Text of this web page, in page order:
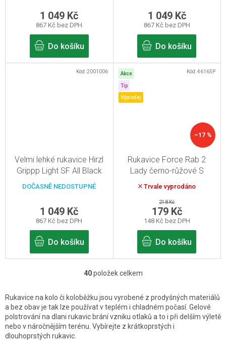
867 Kč bez DPH
1 049 Kč
Do košíku
867 Kč bez DPH
1 049 Kč
Do košíku
Velmi lehké rukavice Hirzl
Grippp Light SF All Black
12/XXXL
DOČASNĚ NEDOSTUPNÉ
867 Kč bez DPH
1 049 Kč
Do košíku
Kód:2001006 Akce
Tip
Výprodej
–17 %
Rukavice Force Rab 2
Lady černo-růžové S
Trvale vyprodáno
218 Kč
148 Kč bez DPH
179 Kč
Do košíku
Kód:46165P
O
v
l
á
40položek celkem
Rukavice na kolo či koloběžku jsou vyrobené z prodyšných materiálů
a bez obav je tak lze používat v teplém i chladném počasí. Gelové
polstrování na dlani rukavic brání vzniku otlaků a to i při delším výletě
nebo v náročnějším terénu. Vybírejte z krátkoprstých i
dlouhoprstých rukavic.